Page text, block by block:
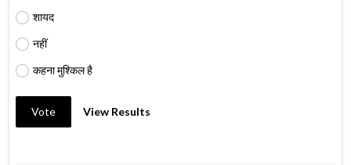
शायद
नहीं
कहना मुश्किल है
Vote View Results